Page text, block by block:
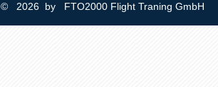
© 2026 by FTO2000 Flight Traning GmbH